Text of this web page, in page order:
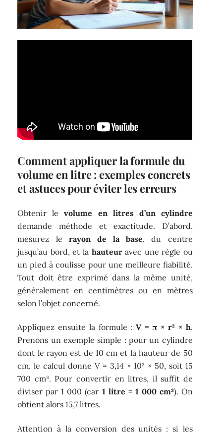
Comment appliquer la formule du
volume en litre : exemples concrets
et astuces pour éviter les erreurs
Obtenir levolume en litres d’un cylindre
demande méthode et exactitude. D’abord,
mesurez le rayon de la base, du centre
jusqu’au bord, et la hauteuravec une règle ou
un pied à coulisse pour une meilleure fiabilité.
Tout doit être exprimé dans la même unité,
généralement en centimètres ou en mètres
selon l’objet concerné.
Appliquez ensuite la formule :V = π × r² × h.
Prenons un exemple simple : pour un cylindre
dont le rayon est de 10 cm et la hauteur de 50
cm, le calcul donne V = 3,14 × 10² × 50, soit 15
700 cm³. Pour convertir en litres, il suffit de
diviser par 1 000 (car 1 litre = 1 000 cm³). On
obtient alors 15,7 litres.
Attention à la conversion des unités : si les